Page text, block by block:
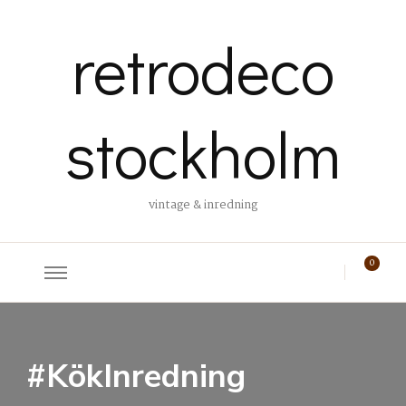
retrodeco
stockholm
vintage & inredning
0
#KökInredning